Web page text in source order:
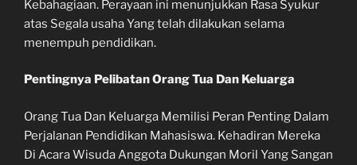
Kebahagiaan. Perayaan ini menunjukkan Rasa Syukur
atas Segala usaha Yang telah dilakukan selama
menempuh pendidikan.
Pentingnya Pelibatan Orang Tua Dan Keluarga
Orang Tua Dan Keluarga Memilisi Peran Penting Dalam
Perjalanan Pendidikan Mahasiswa. Kehadiran Mereka
Di Acara Wisuda Anggota Dukungan Moril Yang Sangan